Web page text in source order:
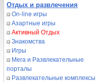
Отдых и развлечения
On-line игры
Азартные игры
Активный Отдых
Знакомства
Игры
Мега и Развлекательные
порталы
Развлекательные комплексы